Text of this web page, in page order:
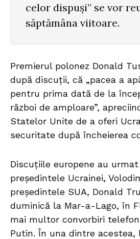
celor dispuși” se vor
săptămâna viitoare.
Premierul polonez Donald
după discuții, că „pacea a
pentru prima dată de la
război de amploare”,
Statelor Unite de a oferi
securitate după încheierea
Discuțiile europene au
președintele Ucrainei,
președintele SUA, Donald
duminică la Mar-a-Lago, în
mai multor convorbiri
Putin. În una dintre